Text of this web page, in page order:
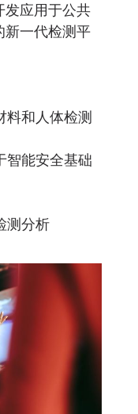
发应用于公共
新一代检测平
料和人体检测
智能安全基础
测分析